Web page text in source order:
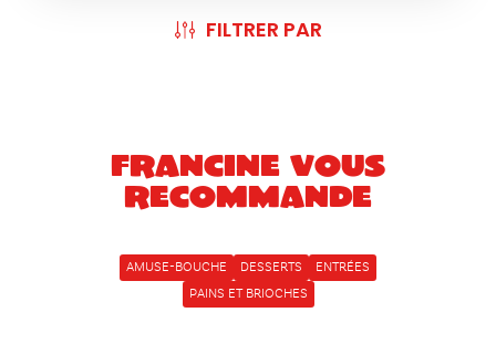
FILTRER PAR
Francine vous
recommande
AMUSE-BOUCHE DESSERTS
ENTRÉES
PAINS ET BRIOCHES